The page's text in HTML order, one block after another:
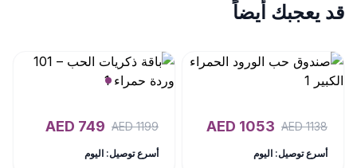
قد يعجبك أيضاً
1138
AED
1053
أسرع توصيل: اليوم
1199
AED
749
أسرع توصيل: اليوم